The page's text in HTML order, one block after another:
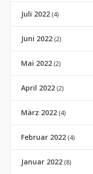
Juli 2022 (4)
Juni 2022 (2)
Mai 2022 (2)
April 2022 (2)
März 2022 (4)
Februar 2022 (4)
Januar 2022 (8)